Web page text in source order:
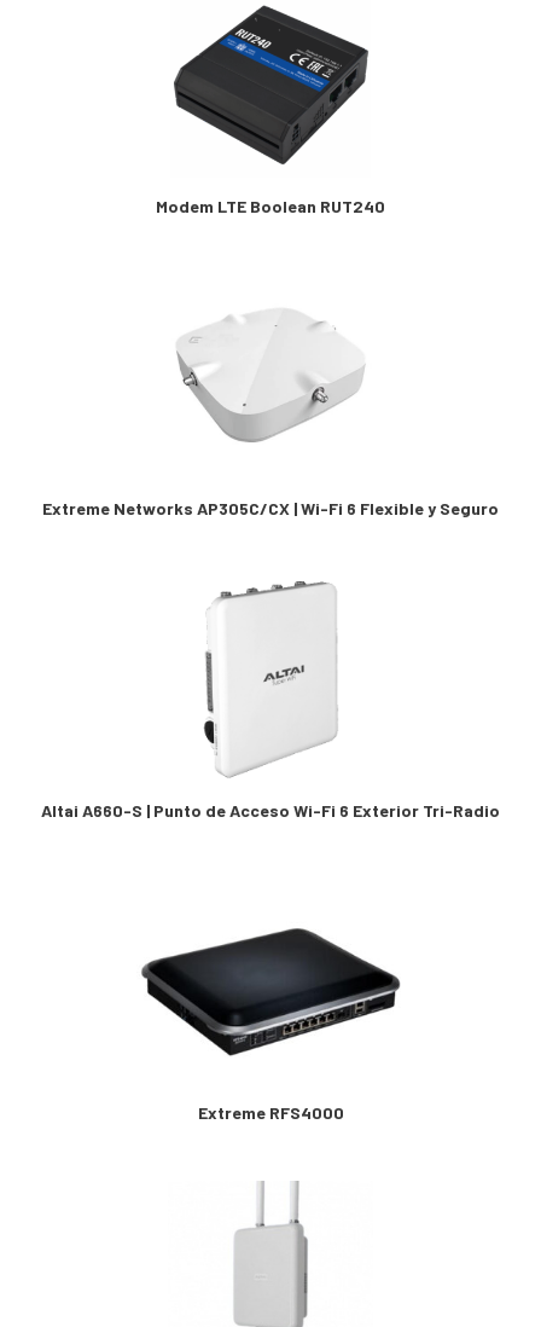
Modem LTE Boolean RUT240
Extreme Networks AP305C/CX | Wi-Fi 6 Flexible y Seguro
Altai A660-S | Punto de Acceso Wi-Fi 6 Exterior Tri-Radio
Extreme RFS4000